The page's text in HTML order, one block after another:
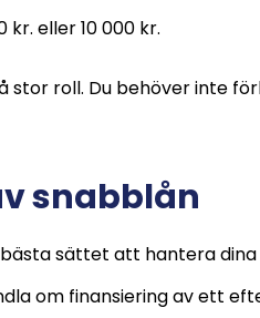
kr. eller 10 000 kr.
stor roll. Du behöver inte
snabblån
sättet att hantera
om finansiering av ett